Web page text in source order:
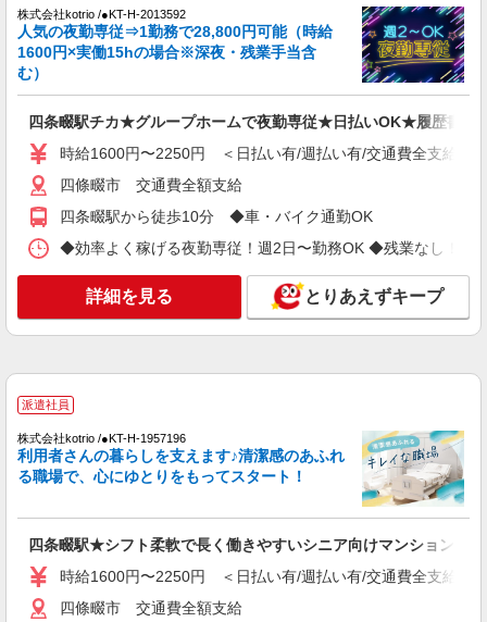
派遣社員
株式会社kotrio /●KT-H-2015188
四条畷駅★未経験OKの人間関係に悩まない職
時給1600円〜2250円 ＜日払い有/週払い有/交
通費全支給(ガソリン代含む)＞
四條畷市 交通費全額支給
詳細を見る
派遣社員
株式会社kotrio /●KT-H-1991795
時給1600円〜2250円 ＜日払い有/週払い有/交
キープ 詳細を見る
派遣社員
株式会社kotrio /●KT-H-1991592
四条畷＊グループホームSTAFF＊生活のサポ
ート業務を担当
時給1600円〜2250円 ＜日払い有/週払い有/交
株式会社kotrio /●KT-H-2013592
人気の夜勤専従⇒1勤務で28,800円可能（時給
1600円×実働15hの場合※深夜・残業手当含
む）
四条畷駅チカ★グループホームで夜勤専従★日払いOK★履歴書不
時給1600円〜2250円 ＜日払い有/週払い有/交通費全支給(ガ
四條畷市 交通費全額支給
四条畷駅から徒歩10分 ◆車・バイク通勤OK
◆効率よく稼げる夜勤専従！週2日〜勤務OK ◆残業なし！朝
詳細を見る とりあえずキープ
派遣社員
株式会社kotrio /●KT-H-1957196
利用者さんの暮らしを支えます♪清潔感のあふれ
る職場で、心にゆとりをもってスタート！
四条畷駅★シフト柔軟で長く働きやすいシニア向けマンション
時給1600円〜2250円 ＜日払い有/週払い有/交通費全支給(ガ
四條畷市 交通費全額支給